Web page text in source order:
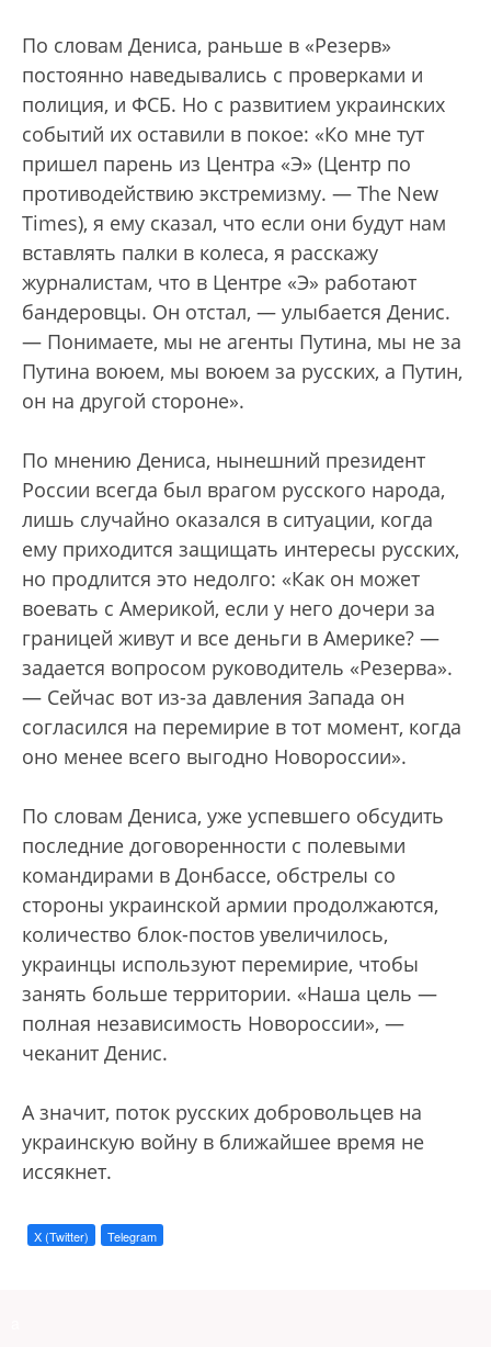
По словам Дениса, раньше в «Резерв»
постоянно наведывались с проверками и
полиция, и ФСБ. Но с развитием украинских
событий их оставили в покое: «Ко мне тут
пришел парень из Центра «Э» (Центр по
противодействию экстремизму. — The New
Times), я ему сказал, что если они будут нам
вставлять палки в колеса, я расскажу
журналистам, что в Центре «Э» работают
бандеровцы. Он отстал, — улыбается Денис.
— Понимаете, мы не агенты Путина, мы не за
Путина воюем, мы воюем за русских, а Путин,
он на другой стороне».
По мнению Дениса, нынешний президент
России всегда был врагом русского народа,
лишь случайно оказался в ситуации, когда
ему приходится защищать интересы русских,
но продлится это недолго: «Как он может
воевать с Америкой, если у него дочери за
границей живут и все деньги в Америке? —
задается вопросом руководитель «Резерва».
— Сейчас вот из-за давления Запада он
согласился на перемирие в тот момент, когда
оно менее всего выгодно Новороссии».
По словам Дениса, уже успевшего обсудить
последние договоренности с полевыми
командирами в Донбассе, обстрелы со
стороны украинской армии продолжаются,
количество блок-постов увеличилось,
украинцы используют перемирие, чтобы
занять больше территории. «Наша цель —
полная независимость Новороссии», —
чеканит Денис.
А значит, поток русских добровольцев на
украинскую войну в ближайшее время не
иссякнет.
X (Twitter) Telegram